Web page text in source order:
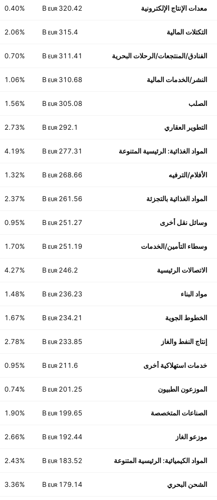
معدات الإنتاج الإلكترونية 320.42 B
EUR
0.40%
التكتلات المالية 315.4 B
EUR
2.06%
الفنادق/المنتجعات/الرحلات البحرية 311.41 B
EUR
0.70%
النشر/الخدمات المالية 310.68 B
EUR
1.06%
الصلب 305.08 B
EUR
1.56%
التطوير العقاري 292.1 B
EUR
2.73%
المواد الغذائية: الرئيسية المتنوعة 277.31 B
EUR
4.19%
الأفلام/الترفيه 268.66 B
EUR
1.32%
المواد الغذائية بالتجزئة 261.56 B
EUR
2.37%
وسائل نقل أخرى 251.27 B
EUR
0.95%
وسطاء التأمين/الخدمات 251.19 B
EUR
1.70%
الاتصالات الرئيسية 246.2 B
EUR
4.27%
مواد البناء 236.23 B
EUR
1.48%
الخطوط الجوية 234.21 B
EUR
1.67%
إنتاج النفط والغاز 233.85 B
EUR
2.78%
خدمات استهلاكية أخرى 211.6 B
EUR
0.95%
الموزعون الطبيون 201.25 B
EUR
0.74%
الصناعات المتخصصة 199.65 B
EUR
1.90%
موزعو الغاز 192.44 B
EUR
2.66%
المواد الكيميائية: الرئيسية المتنوعة 183.52 B
EUR
2.43%
الشحن البحري 179.14 B
EUR
3.36%